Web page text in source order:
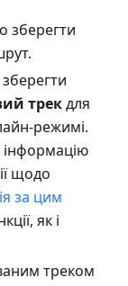
зберегти
трекдля
режимі.
інформацію
щодо
за цим
як і
треком